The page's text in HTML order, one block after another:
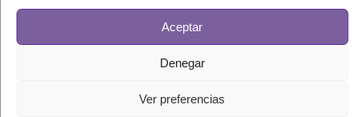
Aceptar
Denegar
Ver preferencias
utilizada en un intento de
phishing
Si lo piensas, es fácil ver cómo los phishers pueden